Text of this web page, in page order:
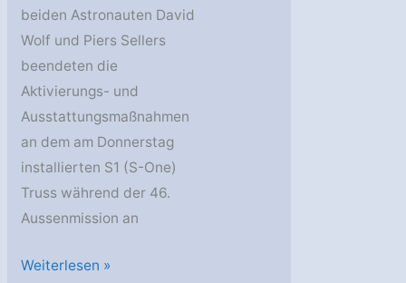
beiden Astronauten David
Wolf und Piers Sellers
beendeten die
Aktivierungs- und
Ausstattungsmaßnahmen
an dem am Donnerstag
installierten S1 (S-One)
Truss während der 46.
Aussenmission an
STS-
Weiterlesen »